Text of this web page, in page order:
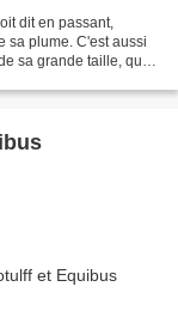
dit en passant,
sa plume. C'est aussi
sa grande taille, qui